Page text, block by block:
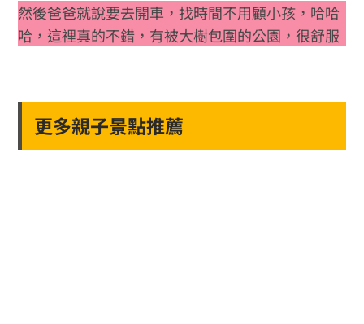
然後爸爸就說要去開車，找時間不用顧小孩，哈哈
哈，這裡真的不錯，有被大樹包圍的公園，很舒服
更多親子景點推薦